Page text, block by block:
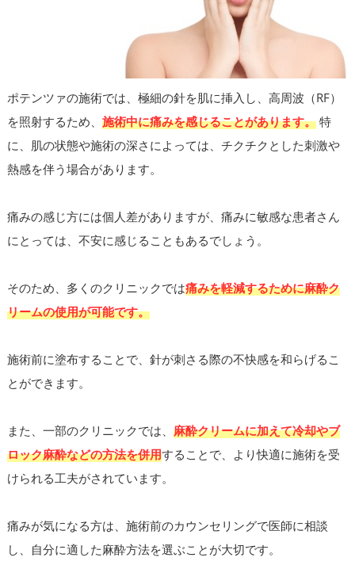
ポテンツァの施術では、極細の針を肌に挿入し、高周波（RF）
を照射するため、 施術中に痛みを感じることがあります。特
に、肌の状態や施術の深さによっては、チクチクとした刺激や
熱感を伴う場合があります。
痛みの感じ方には個人差がありますが、痛みに敏感な患者さん
にとっては、不安に感じることもあるでしょう。
そのため、多くのクリニックでは痛みを軽減するために麻酔ク
リームの使用が可能です。
施術前に塗布することで、針が刺さる際の不快感を和らげるこ
とができます。
また、一部のクリニックでは、 麻酔クリームに加えて冷却やブ
ロック麻酔などの方法を併用することで、より快適に施術を受
けられる工夫がされています。
痛みが気になる方は、施術前のカウンセリングで医師に相談
し、自分に適した麻酔方法を選ぶことが大切です。